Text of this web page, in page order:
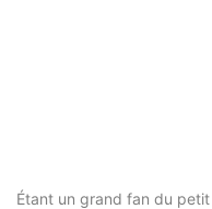
Étant un grand fan du petit